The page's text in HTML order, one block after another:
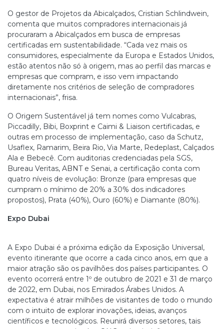
O gestor de Projetos da Abicalçados, Cristian Schlindwein,
comenta que muitos compradores internacionais já
procuraram a Abicalçados em busca de empresas
certificadas em sustentabilidade. “Cada vez mais os
consumidores, especialmente da Europa e Estados Unidos,
estão atentos não só à origem, mas ao perfil das marcas e
empresas que compram, e isso vem impactando
diretamente nos critérios de seleção de compradores
internacionais”, frisa.
O Origem Sustentável já tem nomes como Vulcabras,
Piccadilly, Bibi, Boxprint e Caimi & Liaison certificadas, e
outras em processo de implementação, caso da Schutz,
Usaflex, Ramarim, Beira Rio, Via Marte, Redeplast, Calçados
Ala e Bebecê. Com auditorias credenciadas pela SGS,
Bureau Veritas, ABNT e Senai, a certificação conta com
quatro níveis de evolução: Bronze (para empresas que
cumpram o mínimo de 20% a 30% dos indicadores
propostos), Prata (40%), Ouro (60%) e Diamante (80%).
Expo Dubai
A Expo Dubai é a próxima edição da Exposição Universal,
evento itinerante que ocorre a cada cinco anos, em que a
maior atração são os pavilhões dos países participantes. O
evento ocorrerá entre 1º de outubro de 2021 e 31 de março
de 2022, em Dubai, nos Emirados Árabes Unidos. A
expectativa é atrair milhões de visitantes de todo o mundo
com o intuito de explorar inovações, ideias, avanços
científicos e tecnológicos. Reunirá diversos setores, tais